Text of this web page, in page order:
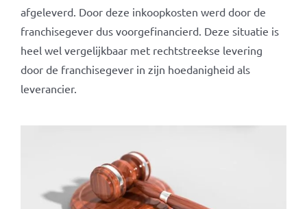
afgeleverd. Door deze inkoopkosten werd door de
franchisegever dus voorgefinancierd. Deze situatie is
heel wel vergelijkbaar met rechtstreekse levering
door de franchisegever in zijn hoedanigheid als
leverancier.